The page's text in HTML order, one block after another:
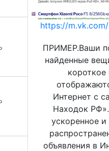
https://
ПРИМЕР.Ваши
найденные
короткое
Интернет с
Находок
ускоренное
объявления в